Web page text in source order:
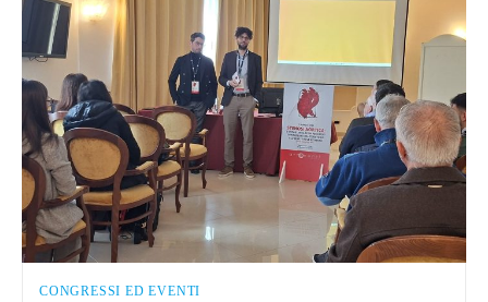
CONGRESSI ED EVENTI